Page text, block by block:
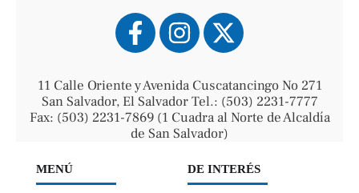
11 Calle Oriente y Avenida Cuscatancingo No 271
San Salvador, El Salvador Tel.: (503) 2231-7777
Fax: (503) 2231-7869 (1 Cuadra al Norte de Alcaldía
de San Salvador)
MENÚ DE INTERÉS